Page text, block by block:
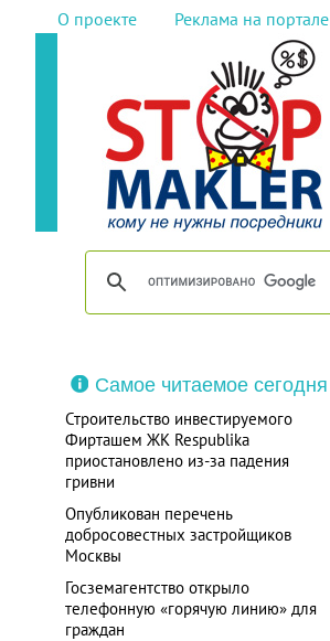
О проекте Реклама на портале
Самое читаемое сегодня
Строительство инвестируемого
Фирташем ЖК Respublika
приостановлено из-за падения
гривни
Опубликован перечень
добросовестных застройщиков
Москвы
Госземагентство открыло
телефонную «горячую линию» для
граждан